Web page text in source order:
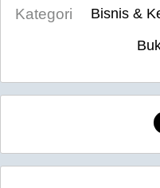
Kategori
Bisnis &